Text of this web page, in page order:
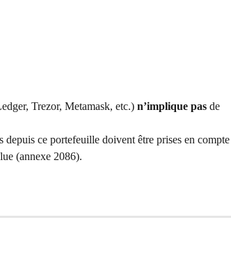
Trezor, Metamask, etc.) n’implique pas de
depuis ce portefeuille doivent être prises en compte
(annexe 2086).